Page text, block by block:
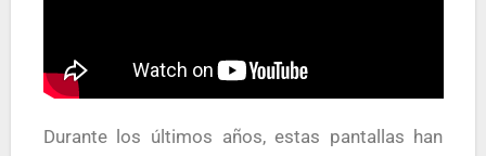
Durante los últimos años, estas pantallas han